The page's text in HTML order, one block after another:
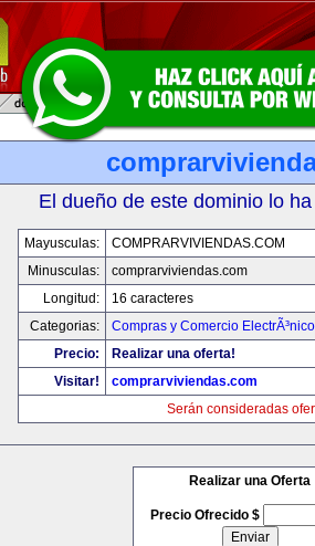
El dueño de este dominio lo
Mayusculas:
COMPRARVIVIENDAS.COM
Minusculas:
comprarviviendas.com
Longitud:
16 caracteres
Categorias:
Compras y Comercio ElectrÃ³nico
Precio:
Realizar una oferta!
Visitar!
comprarviviendas.com
Serán consideradas
Realizar una Oferta
Precio Ofrecido $